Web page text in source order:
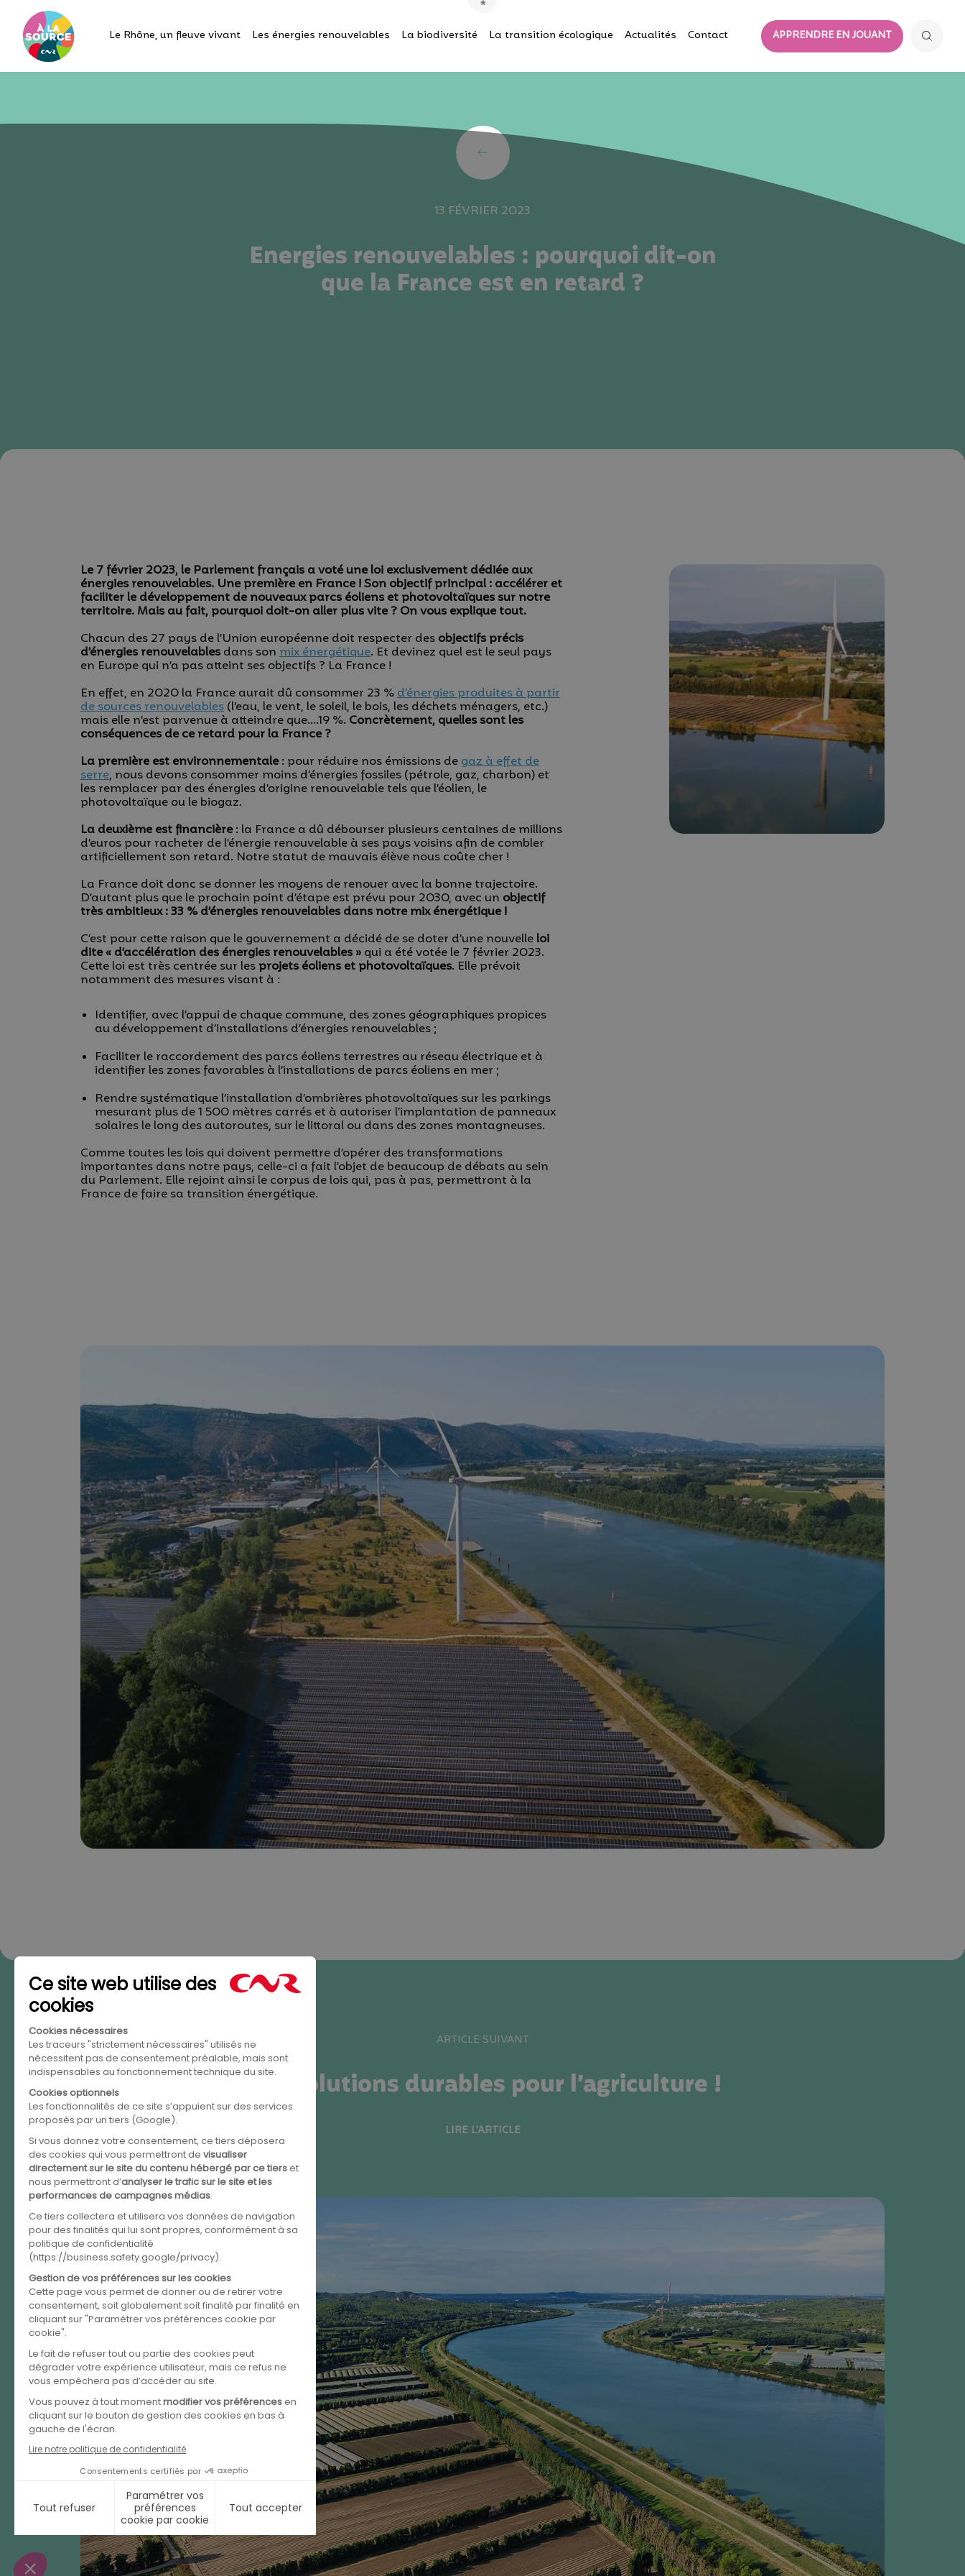
Le Rhône, un fleuve vivant Les énergies renouvelables La biodiversité La transition écologique Actualités Contact APPRENDRE EN JOUANT
13 FÉVRIER 2023
Energies renouvelables : pourquoi dit-on
que la France est en retard ?
Le 7 février 2023, le Parlement français a voté une loi exclusivement dédiée aux
énergies renouvelables. Une première en France ! Son objectif principal : accélérer et
faciliter le développement de nouveaux parcs éoliens et photovoltaïques sur notre
territoire. Mais au fait, pourquoi doit-on aller plus vite ? On vous explique tout.
Chacun des 27 pays de l’Union européenne doit respecter des objectifs précis
d’énergies renouvelables dans son mix énergétique. Et devinez quel est le seul pays
en Europe qui n’a pas atteint ses objectifs ? La France !
En effet, en 2020 la France aurait dû consommer 23 %d’énergies produites à partir
de sources renouvelables (l’eau, le vent, le soleil, le bois, les déchets ménagers, etc.)
mais elle n’est parvenue à atteindre que….19 %. Concrètement, quelles sont les
conséquences de ce retard pour la France ?
La première est environnementale : pour réduire nos émissions de gaz à effet de
serre, nous devons consommer moins d’énergies fossiles (pétrole, gaz, charbon) et
les remplacer par des énergies d’origine renouvelable tels que l’éolien, le
photovoltaïque ou le biogaz.
La deuxième est financière : la France a dû débourser plusieurs centaines de millions
d’euros pour racheter de l’énergie renouvelable à ses pays voisins afin de combler
artificiellement son retard. Notre statut de mauvais élève nous coûte cher !
La France doit donc se donner les moyens de renouer avec la bonne trajectoire.
D’autant plus que le prochain point d’étape est prévu pour 2030, avec un objectif
très ambitieux : 33 % d’énergies renouvelables dans notre mix énergétique !
C’est pour cette raison que le gouvernement a décidé de se doter d’une nouvelle loi
dite « d’accélération des énergies renouvelables » qui a été votée le 7 février 2023.
Cette loi est très centrée sur les projets éoliens et photovoltaïques. Elle prévoit
notamment des mesures visant à :
Identifier, avec l’appui de chaque commune, des zones géographiques propices
au développement d’installations d’énergies renouvelables ;
Faciliter le raccordement des parcs éoliens terrestres au réseau électrique et à
identifier les zones favorables à l’installations de parcs éoliens en mer ;
Rendre systématique l’installation d’ombrières photovoltaïques sur les parkings
mesurant plus de 1 500 mètres carrés et à autoriser l’implantation de panneaux
solaires le long des autoroutes, sur le littoral ou dans des zones montagneuses.
Comme toutes les lois qui doivent permettre d’opérer des transformations
importantes dans notre pays, celle-ci a fait l’objet de beaucoup de débats au sein
du Parlement. Elle rejoint ainsi le corpus de lois qui, pas à pas, permettront à la
France de faire sa transition énergétique.
ARTICLE SUIVANT
Des solutions durables pour l’agriculture !
LIRE L'ARTICLE